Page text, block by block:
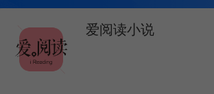
爱阅读小说